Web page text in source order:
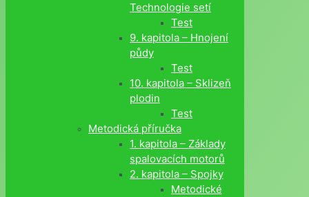
Technologie setí
Test
9. kapitola – Hnojení
půdy
Test
10. kapitola – Sklizeň
plodin
Test
Metodická příručka
1. kapitola – Základy
spalovacích motorů
2. kapitola – Spojky
Metodické